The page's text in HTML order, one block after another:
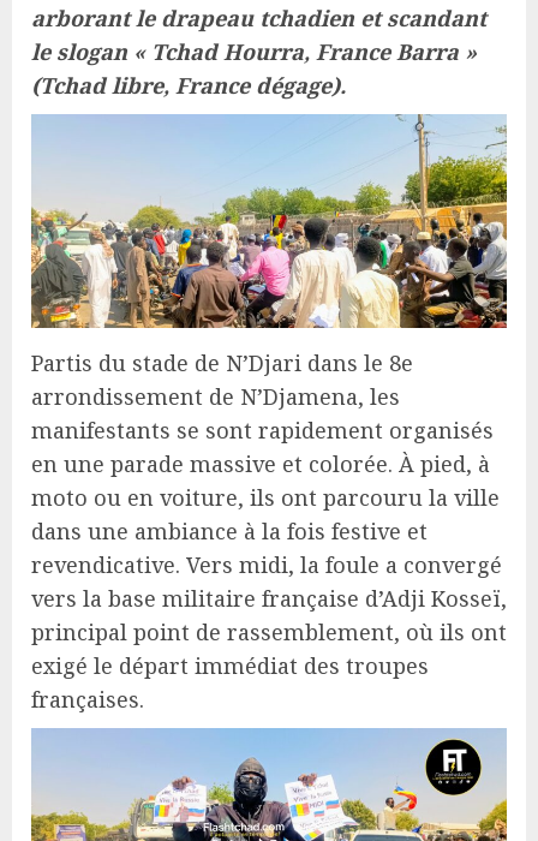
arborant le drapeau tchadien et scandant
le slogan « Tchad Hourra, France Barra »
(Tchad libre, France dégage).
Partis du stade de N’Djari dans le 8e
arrondissement de N’Djamena, les
manifestants se sont rapidement organisés
en une parade massive et colorée. À pied, à
moto ou en voiture, ils ont parcouru la ville
dans une ambiance à la fois festive et
revendicative. Vers midi, la foule a convergé
vers la base militaire française d’Adji Kosseï,
principal point de rassemblement, où ils ont
exigé le départ immédiat des troupes
françaises.